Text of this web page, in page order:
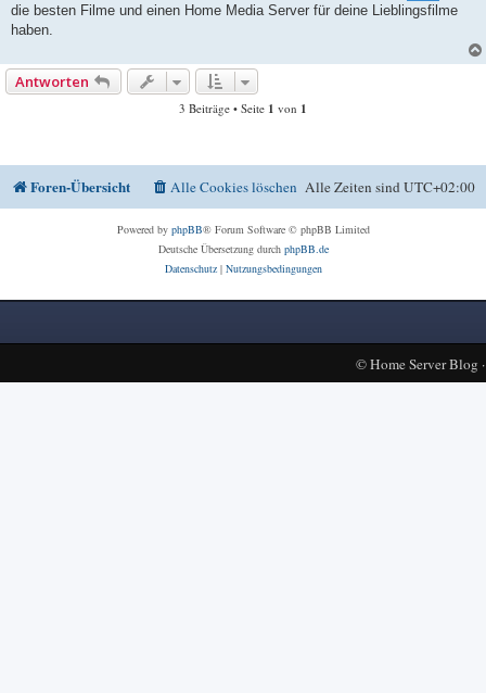
die besten Filme und einen Home Media Server für deine Lieblingsfilme
haben.
Antworten
3 Beiträge • Seite 1 von 1
Foren-Übersicht Alle Zeiten sindUTC+02:00
Alle Cookies löschen
Powered by phpBB® Forum Software © phpBB Limited
Deutsche Übersetzung durch phpBB.de
Datenschutz| Nutzungsbedingungen
©Home Server Blog